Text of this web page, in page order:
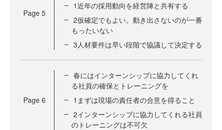
Page 5
1近年の採用動向を経営陣と共有する
2仮確定でもよい。動き出さないのが一番
もったいない
3人材要件は早い段階で協議して決定する
Page 6
春にはインターンシップに協力してくれ
る社員の確保とトレーニングを
1まずは現場の責任者の合意を得ること
2インターンシップに協力してくれる社員
のトレーニングは不可欠